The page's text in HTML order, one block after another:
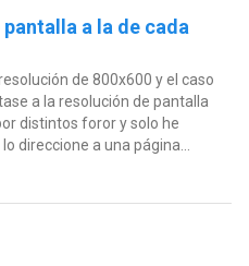
a la de cada
de 800x600 y el caso
a la resolución de pantalla
distintos foror y solo he
direccione a una página...